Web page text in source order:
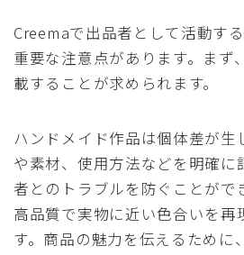
Creemaで出品者として活動す
重要な注意点があります。まず
載することが求められます。
ハンドメイド作品は個体差が生
や素材、使用方法などを明確に
者とのトラブルを防ぐことがで
高品質で実物に近い色合いを再
す。商品の魅力を伝えるために